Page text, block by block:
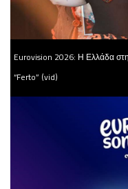
Eurovision 2026: Η Ελλάδα
“Ferto” (vid)